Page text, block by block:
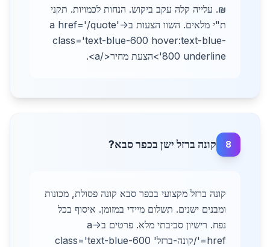
₪. עלייה קלה עקב ביקוש. הנחות לכמויות. תקני
ת"י מלאים. השוו הצעות ב-<a href='/quote'
class='text-blue-600 hover:text-blue-
800 underline'>הצעת מחיר</a>.
8 קונה ברזל ישן בכפר סבא?
קונה ברזל מקצועי בכפר סבא קונה פסולת, מכונות
ומבנים ישנים. תשלום מיידי במזומן. איסוף בכל
נפח. רישיון סביבתי מלא. פרטים ב-<a
href='/קונה-ברזל' class='text-blue-600